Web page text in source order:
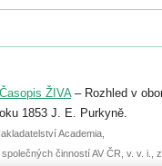
se můžete do 6. září.
přihlášené přednášky
je už 30. června.
Časopis ŽIVA– Rozhled v
1853 J. E. Purkyně.
Academia,
činností AV ČR, v. v. i.,